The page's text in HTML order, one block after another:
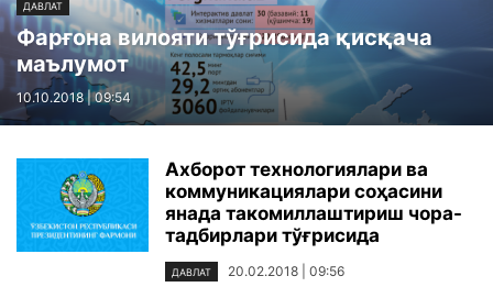
ДАВЛАТ
Фарғона вилояти тўғрисида қисқача
маълумот
10.10.2018 | 09:54
Ахборот технологиялари ва
коммуникациялари соҳасини
янада такомиллаштириш чора-
тадбирлари тўғрисида
ДАВЛАТ 20.02.2018 | 09:56